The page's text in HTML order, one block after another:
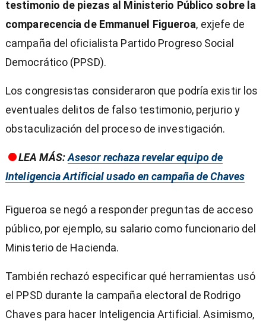
testimonio de piezas al Ministerio Público sobre la
comparecencia de Emmanuel Figueroa, exjefe de
campaña del oficialista Partido Progreso Social
Democrático (PPSD).
Los congresistas consideraron que podría existir los
eventuales delitos de falso testimonio, perjurio y
obstaculización del proceso de investigación.
LEA MÁS:Asesor rechaza revelar equipo de
Inteligencia Artificial usado en campaña de Chaves
Figueroa se negó a responder preguntas de acceso
público, por ejemplo, su salario como funcionario del
Ministerio de Hacienda.
También rechazó especificar qué herramientas usó
el PPSD durante la campaña electoral de Rodrigo
Chaves para hacer Inteligencia Artificial. Asimismo,